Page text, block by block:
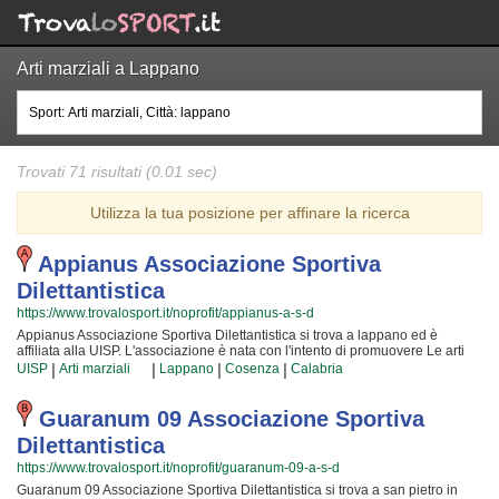
Arti marziali a Lappano
Trovati 71 risultati (0.01 sec)
Utilizza la tua posizione per affinare la ricerca
Appianus Associazione Sportiva
Dilettantistica
https://www.trovalosport.it/noprofit/appianus-a-s-d
Appianus Associazione Sportiva Dilettantistica si trova a lappano ed è
affiliata alla UISP. L'associazione è nata con l'intento di promuovere Le arti
marziali organizzando corsi per bambini, ragazzi e adulti. Se desiderate che
vostro figlio o vostra figlia impari la disciplina, il rispetto e la concentrazione,
Le arti marziali è sicuramente lo sport giusto. I loro maestri di arti marziali
seguiranno i vostri figli passo per passo, ma restando sempre nell'ottica di
sviluppare i talenti e le capacità personali di ciascun atleta. Appianus
Associazione Sportiva Dilettantistica da sempre accoglie i bambini e i
ragazzi di lappano, in un ambiente serio e sano, in cui i vostri figli troveranno
sicuramente uno sfogo e uno svago e tanti nuovi amici. Gli allenamenti si
svolgono in palestra a lappano e coincidono con il calendario scolastico
UISP | Arti marziali | Lappano | Cosenza | Calabria
Guaranum 09 Associazione Sportiva
Dilettantistica
https://www.trovalosport.it/noprofit/guaranum-09-a-s-d
Guaranum 09 Associazione Sportiva Dilettantistica si trova a san pietro in